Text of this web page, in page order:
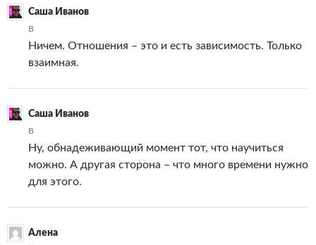
Саша Иванов
В
Ничем. Отношения – это и есть зависимость. Только
взаимная.
Саша Иванов
В
Ну, обнадеживающий момент тот, что научиться
можно. А другая сторона – что много времени нужно
для этого.
Алена